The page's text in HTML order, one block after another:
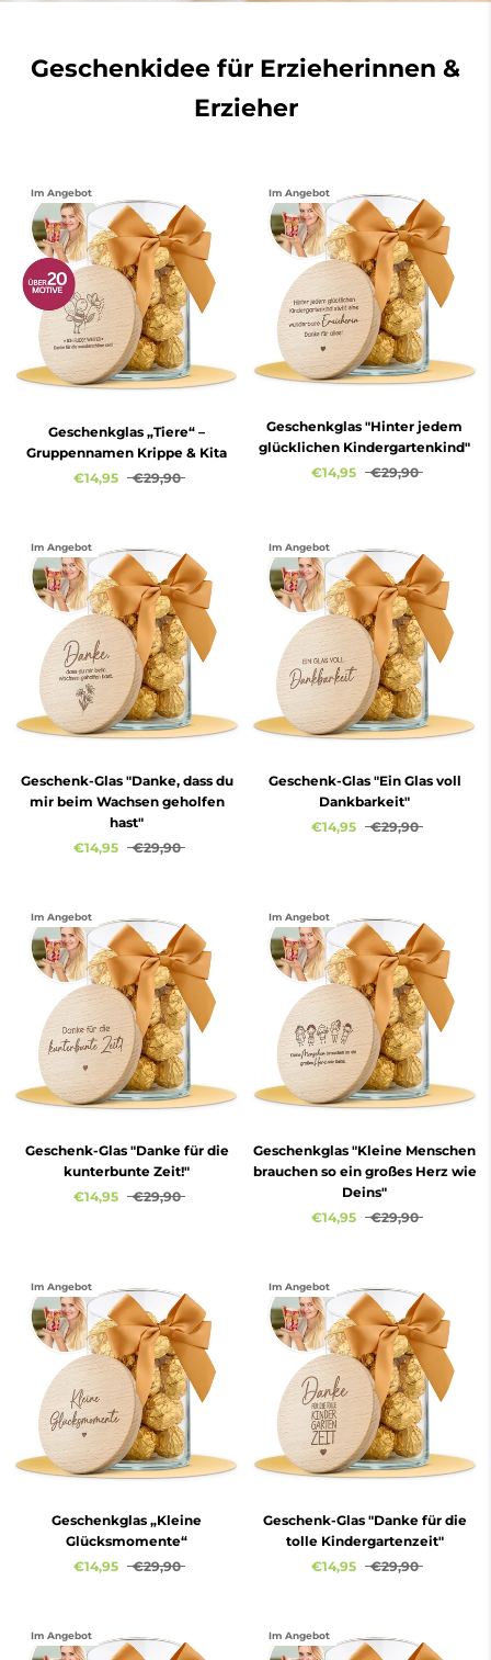
Geschenkidee für Erzieherinnen &
Erzieher
Im Angebot
Geschenkglas „Tiere“ –
Gruppennamen Krippe & Kita
€14,95
€29,90
Im Angebot
Geschenkglas "Hinter jedem
glücklichen Kindergartenkind"
€14,95
€29,90
Im Angebot
Geschenk-Glas "Danke, dass du
mir beim Wachsen geholfen
hast"
€14,95
€29,90
Im Angebot
Geschenk-Glas "Ein Glas voll
Dankbarkeit"
€14,95
€29,90
Im Angebot
Geschenk-Glas "Danke für die
kunterbunte Zeit!"
€14,95
€29,90
Im Angebot
Geschenkglas "Kleine Menschen
brauchen so ein großes Herz wie
Deins"
€14,95
€29,90
Im Angebot
Geschenkglas „Kleine
Glücksmomente“
€14,95
€29,90
Im Angebot
Geschenk-Glas "Danke für die
tolle Kindergartenzeit"
€14,95
€29,90
Im Angebot Im Angebot